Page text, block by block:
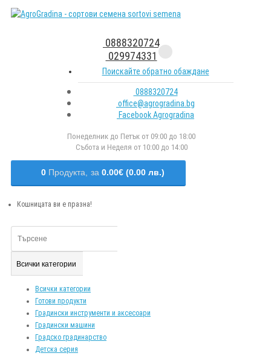
0888320724
029974331
Поискайте обратно обаждане
0888320724
office@agrogradina.bg
Facebook Agrogradina
Понеделник до Петък от 09:00 до 18:00
Събота и Неделя от 10:00 до 14:00
0 Продукта, за 0.00€ (0.00 лв.)
Кошницата ви е празна!
Всички категории
Всички категории
Готови продукти
Градински инструменти и аксесоари
Градински машини
Градско градинарство
Детска серия